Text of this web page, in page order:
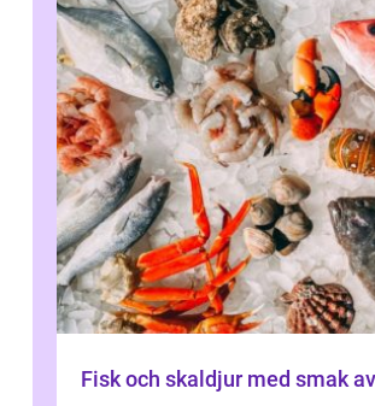
Fisk och skaldjur med smak